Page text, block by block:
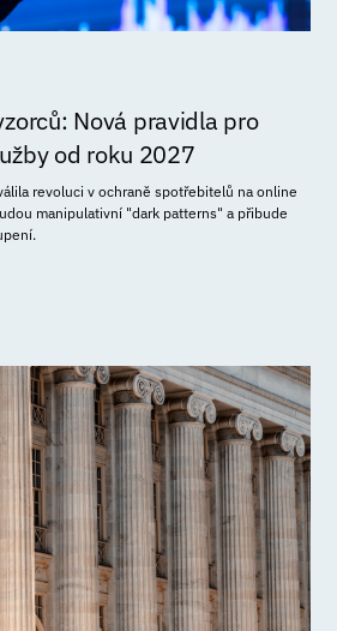
Nová pravidla pro
od roku 2027
revoluci v ochraně spotřebitelů na online
manipulativní "dark patterns" a přibude